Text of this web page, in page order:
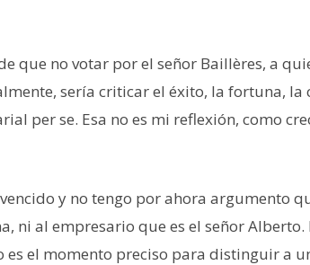
que no votar por el señor Baillères, a
sería criticar el éxito, la fortuna, la
per se. Esa no es mi reflexión, como
y no tengo por ahora argumento
ni al empresario que es el señor Alberto.
es el momento preciso para distinguir a